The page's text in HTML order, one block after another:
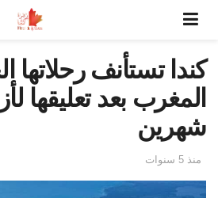
كندا تستأنف رحلاتها
المغرب بعد تعليقها
شهرين
منذ 5 سنوات